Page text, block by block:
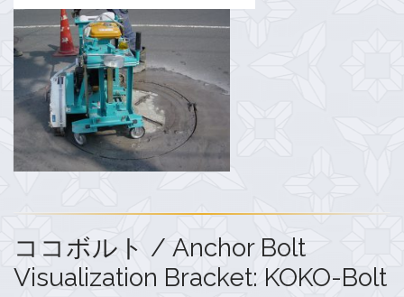
ココボルト / Anchor Bolt
Visualization Bracket: KOKO-Bolt